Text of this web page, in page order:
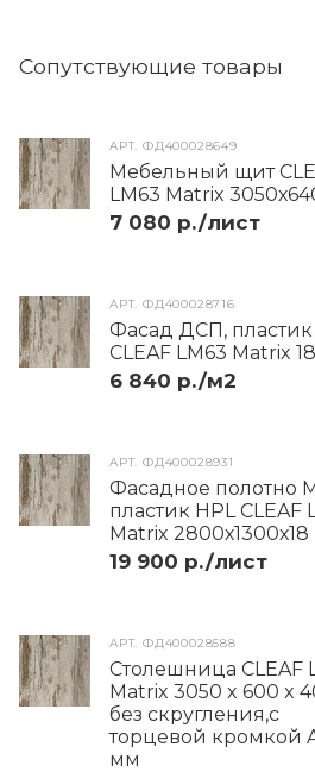
Cопутствующие товары
АРТ.ФД400028588
Столешница CLEAF
Matrix 3050 x 600 x
без скругления,с
торцевой кромкой
мм
АРТ.ФД400028931
Фасадное полотно
пластик HPL CLEAF
Matrix
19 900 р./лист
АРТ.ФД400028716
Фасад ДСП, пластик
CLEAF LM63 Matrix
6 840 р./м2
АРТ.ФД400028649
Мебельный щит
LM63 Matrix
7 080 р./лист